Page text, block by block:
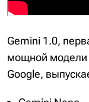
Gemini 1.0,
мощной модели
Google,